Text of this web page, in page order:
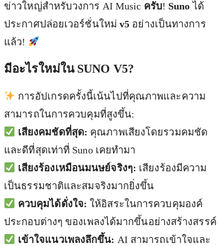
ข่าวใหญ่สำหรับวงการ AI Music ครับ! Suno ได้
ประกาศปล่อยเวอร์ชั่นใหม่v5 อย่างเป็นทางการ
แล้ว!
มีอะไรใหม่ใน SUNO V5?
การอัปเกรดครั้งนี้เน้นไปที่คุณภาพและความ
สามารถในการควบคุมที่สูงขึ้น:
เสียงคมชัดที่สุด: คุณภาพเสียงโดยรวมคมชัด
และดีที่สุดเท่าที่ Suno เคยทำมา
เสียงร้องเหมือนมนษย์จริงๆ: เสียงร้องมีความ
เป็นธรรมชาติและสมจริงมากยิ่งขึ้น
ควบคุมได้ดั่งใจ: ให้อิสระในการควบคุมองค์
ประกอบต่างๆ ของเพลงได้มากขึ้นอย่างสร้างสรรค์
เข้าใจแนวเพลงลึกขึ้น: AI สามารถเข้าใจและ